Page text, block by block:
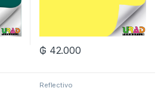
₲ 42.000
Reflectivo